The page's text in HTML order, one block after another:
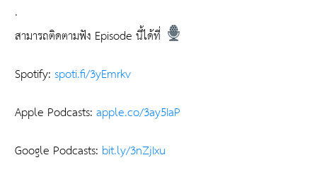
.
สามารถติดตามฟัง Episode นี้ได้ที่
Spotify:spoti.fi/3yEmrkv
Apple Podcasts:apple.co/3ay5IaP
Google Podcasts: bit.ly/3nZjIxu